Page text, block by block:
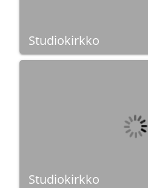
Studiokirkko
Studiokirkko